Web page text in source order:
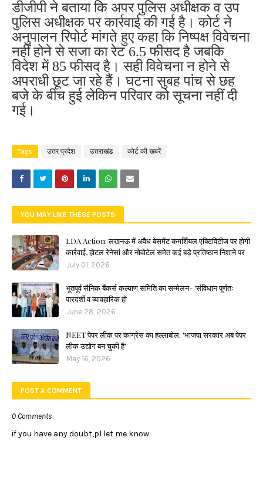
डीजीपी ने बताया कि अपर पुलिस अधीक्षक व उप
पुलिस अधीक्षक पर कार्रवाई की गई है। कोर्ट ने
अनुपालन रिपोर्ट मांगते हुए कहा कि निष्पक्ष विवेचना
नहीं होने से सजा का रेट 6.5 फीसद है जबकि
विदेश में 85 फीसद है। सही विवेचना न होने से
अपराधी छूट जा रहे हैैं। घटना सुबह पांच से छह
बजे के बीच हुई लेकिन परिवार को सूचना नहीं दी
गई।
Tags उत्तर प्रदेश उत्तराखंड कोर्ट की खबरें
YOU MAY LIKE THESE POSTS
LDA Action: लखनऊ में अवैध बेसमेंट कमर्शियल एक्टिविटीज पर होगी
कार्रवाई, होटल रेनेसां और नोवोटेल समेत कई बड़े प्रतिष्ठान निशाने पर
July 01, 2026
भूतपूर्व सैनिक बैंकर्स कल्याण समिति का सम्मेलन- 'संविधान पूर्णतः
पारदर्शी व व्यावहारिक हो
June 28, 2026
NEET पेपर लीक पर कांग्रेस का हल्लाबोल: 'भाजपा सरकार अब पेपर
लीक उद्योग बन चुकी है'
May 16, 2026
POST A COMMENT
0 Comments
if you have any doubt,pl let me know